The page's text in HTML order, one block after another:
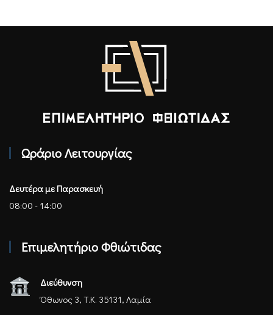
Ωράριο Λειτουργίας
Δευτέρα με Παρασκευή
08:00 - 14:00
Επιμελητήριο Φθιώτιδας
Διεύθυνση
Όθωνος 3, Τ.Κ. 35131, Λαμία